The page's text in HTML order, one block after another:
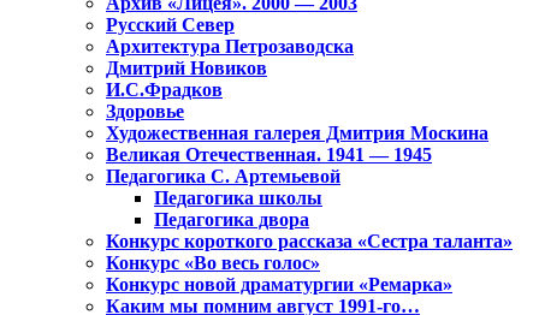
Русский Север
Архитектура Петрозаводска
Дмитрий Новиков
И.С.Фрадков
Здоровье
Художественная галерея Дмитрия Москина
Великая Отечественная. 1941 — 1945
Педагогика С. Артемьевой
Педагогика школы
Педагогика двора
Конкурс короткого рассказа «Сестра таланта»
Конкурс «Во весь голос»
Конкурс новой драматургии «Ремарка»
Каким мы помним август 1991-го…